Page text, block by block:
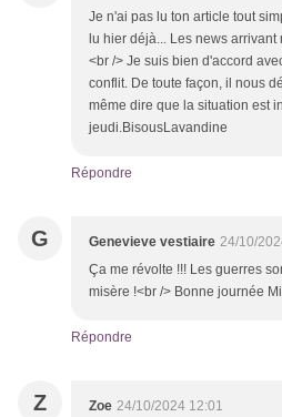
Je n'ai pas lu ton article tout
lu hier déjà... Les news
<br /> Je suis bien d'accord
conflit. De toute façon, il nous
même dire que la situation est
jeudi.BisousLavandine
Répondre
G Genevieve vestiaire 24/10/
Ça me révolte !!! Les guerres
misère !<br /> Bonne journée
Répondre
Z Zoe 24/10/2024 12:01